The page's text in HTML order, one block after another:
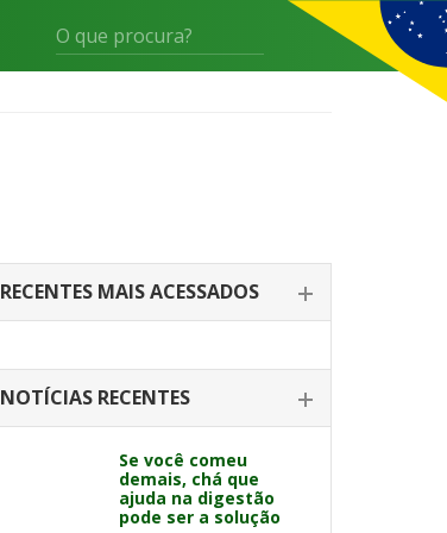
RECENTES MAIS ACESSADOS
NOTÍCIAS RECENTES
Se você comeu
demais, chá que
ajuda na digestão
pode ser a solução